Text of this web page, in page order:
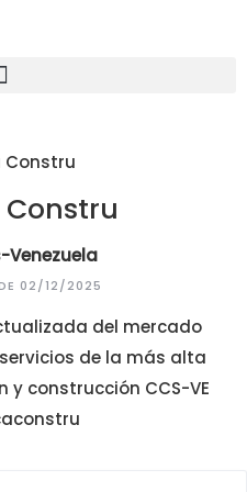
02/12/2025
del mercado
de la más alta
construcción CCS-VE